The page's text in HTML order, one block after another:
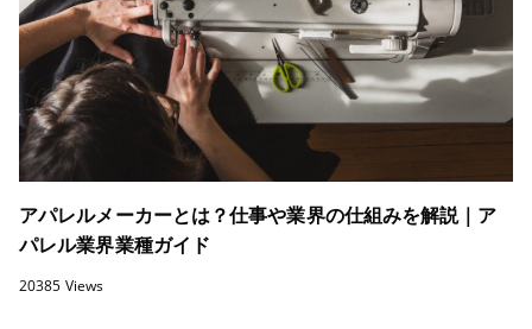
アパレルメーカーとは？仕事や業界の仕組みを解説｜ア
パレル業界業種ガイド
20385 Views